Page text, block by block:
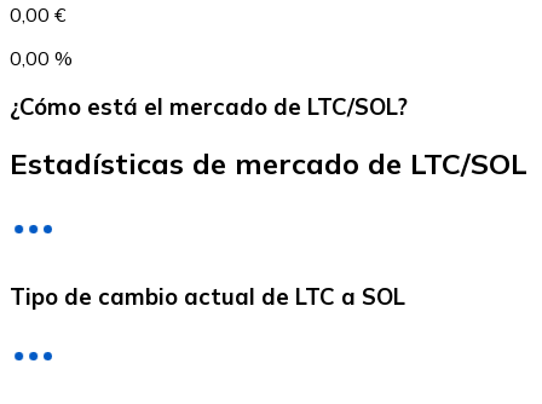
0,00 €
0,00 %
¿Cómo está el mercado de LTC/SOL?
Estadísticas de mercado de LTC/SOL
Tipo de cambio actual de LTC a SOL